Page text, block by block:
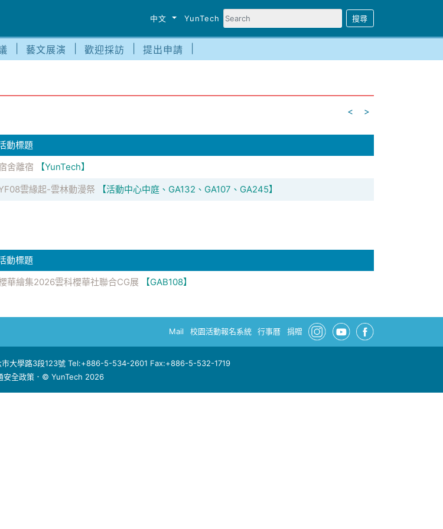
中文 YunTech
藝文展演 歡迎採訪 提出申請
< >
動標題
舍離宿
【YunTech】
雲緣起-雲林動漫祭 【活動中心中庭、GA132、GA107、GA245】
動標題
華繪集2026雲科櫻華社聯合CG展 【GAB108】
Mail 校園活動報名系統 行事曆 捐贈
市大學路3段123號 Tel:+886-5-534-2601 Fax:+886-5-532-1719
安全政策 ．© YunTech 2026